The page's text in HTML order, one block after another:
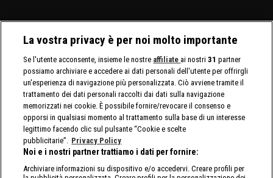
La vostra privacy è per noi molto importante
Se l'utente acconsente, insieme le nostre affiliate ai nostri31 partner
possiamo archiviare e accedere ai dati personali dell'utente per offrirgli
un'esperienza di navigazione più personalizzata. Ciò avviene tramite il
trattamento dei dati personali raccolti dai dati sulla navigazione
memorizzati nei cookie. È possibile fornire/revocare il consenso e
opporsi in qualsiasi momento al trattamento sulla base di un interesse
legittimo facendo clic sul pulsante “Cookie e scelte
pubblicitarie”. Privacy Policy
Noi e i nostri partner trattiamo i dati per fornire:
Archiviare informazioni su dispositivo e/o accedervi. Creare profili per